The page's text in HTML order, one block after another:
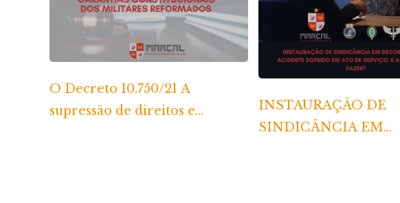
O Decreto 10.750/21 A
supressão de direitos e
INSTAURAÇÃO DE
SINDICÂNCIA EM